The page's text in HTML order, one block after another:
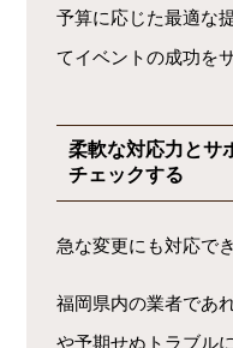
予算に応じた最適な
てイベントの成功を
柔軟な対応力とサ
チェックする
急な変更にも対応で
福岡県内の業者であ
や予期せぬトラブル